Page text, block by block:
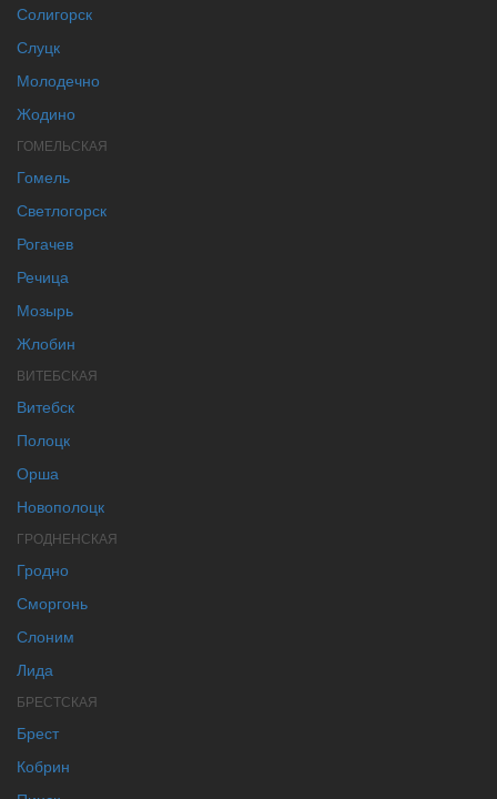
Солигорск
Слуцк
Молодечно
Жодино
ГОМЕЛЬСКАЯ
Гомель
Светлогорск
Рогачев
Речица
Мозырь
Жлобин
ВИТЕБСКАЯ
Витебск
Полоцк
Орша
Новополоцк
ГРОДНЕНСКАЯ
Гродно
Сморгонь
Слоним
Лида
БРЕСТСКАЯ
Брест
Кобрин